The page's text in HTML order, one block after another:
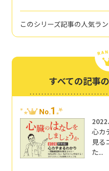
このシリーズ記事の人気ラ
すべての記事
No.1
心カ
見る
た...